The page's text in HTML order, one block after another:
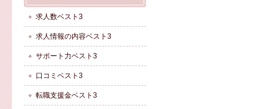
求人数ベスト3
求人情報の内容ベスト3
サポート力ベスト3
口コミベスト3
転職支援金ベスト3